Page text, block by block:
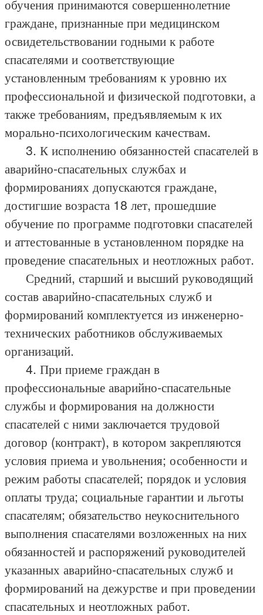
обучения принимаются совершеннолетние
граждане, признанные при медицинском
освидетельствовании годными к работе
спасателями и соответствующие
установленным требованиям к уровню их
профессиональной и физической подготовки, а
также требованиям, предъявляемым к их
морально-психологическим качествам.
3. К исполнению обязанностей спасателей в
аварийно-спасательных службах и
формированиях допускаются граждане,
достигшие возраста 18 лет, прошедшие
обучение по программе подготовки спасателей
и аттестованные в установленном порядке на
проведение спасательных и неотложных работ.
Средний, старший и высший руководящий
состав аварийно-спасательных служб и
формирований комплектуется из инженерно-
технических работников обслуживаемых
организаций.
4. При приеме граждан в
профессиональные аварийно-спасательные
службы и формирования на должности
спасателей с ними заключается трудовой
договор (контракт), в котором закрепляются
условия приема и увольнения; особенности и
режим работы спасателей; порядок и условия
оплаты труда; социальные гарантии и льготы
спасателям; обязательство неукоснительного
выполнения спасателями возложенных на них
обязанностей и распоряжений руководителей
указанных аварийно-спасательных служб и
формирований на дежурстве и при проведении
спасательных и неотложных работ.